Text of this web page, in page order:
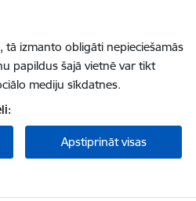
tā izmanto obligāti nepieciešamās
papildus šajā vietnē var tikt
mediju sīkdatnes.
Apstiprināt visas